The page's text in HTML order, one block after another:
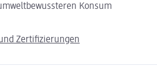
Konsum
Zertifizierungen